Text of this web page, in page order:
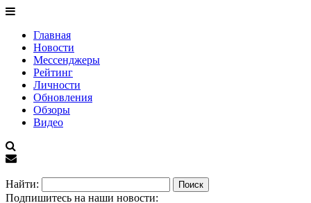
Главная
Новости
Мессенджеры
Рейтинг
Личности
Обновления
Обзоры
Видео
Найти:
Подпишитесь на наши новости: